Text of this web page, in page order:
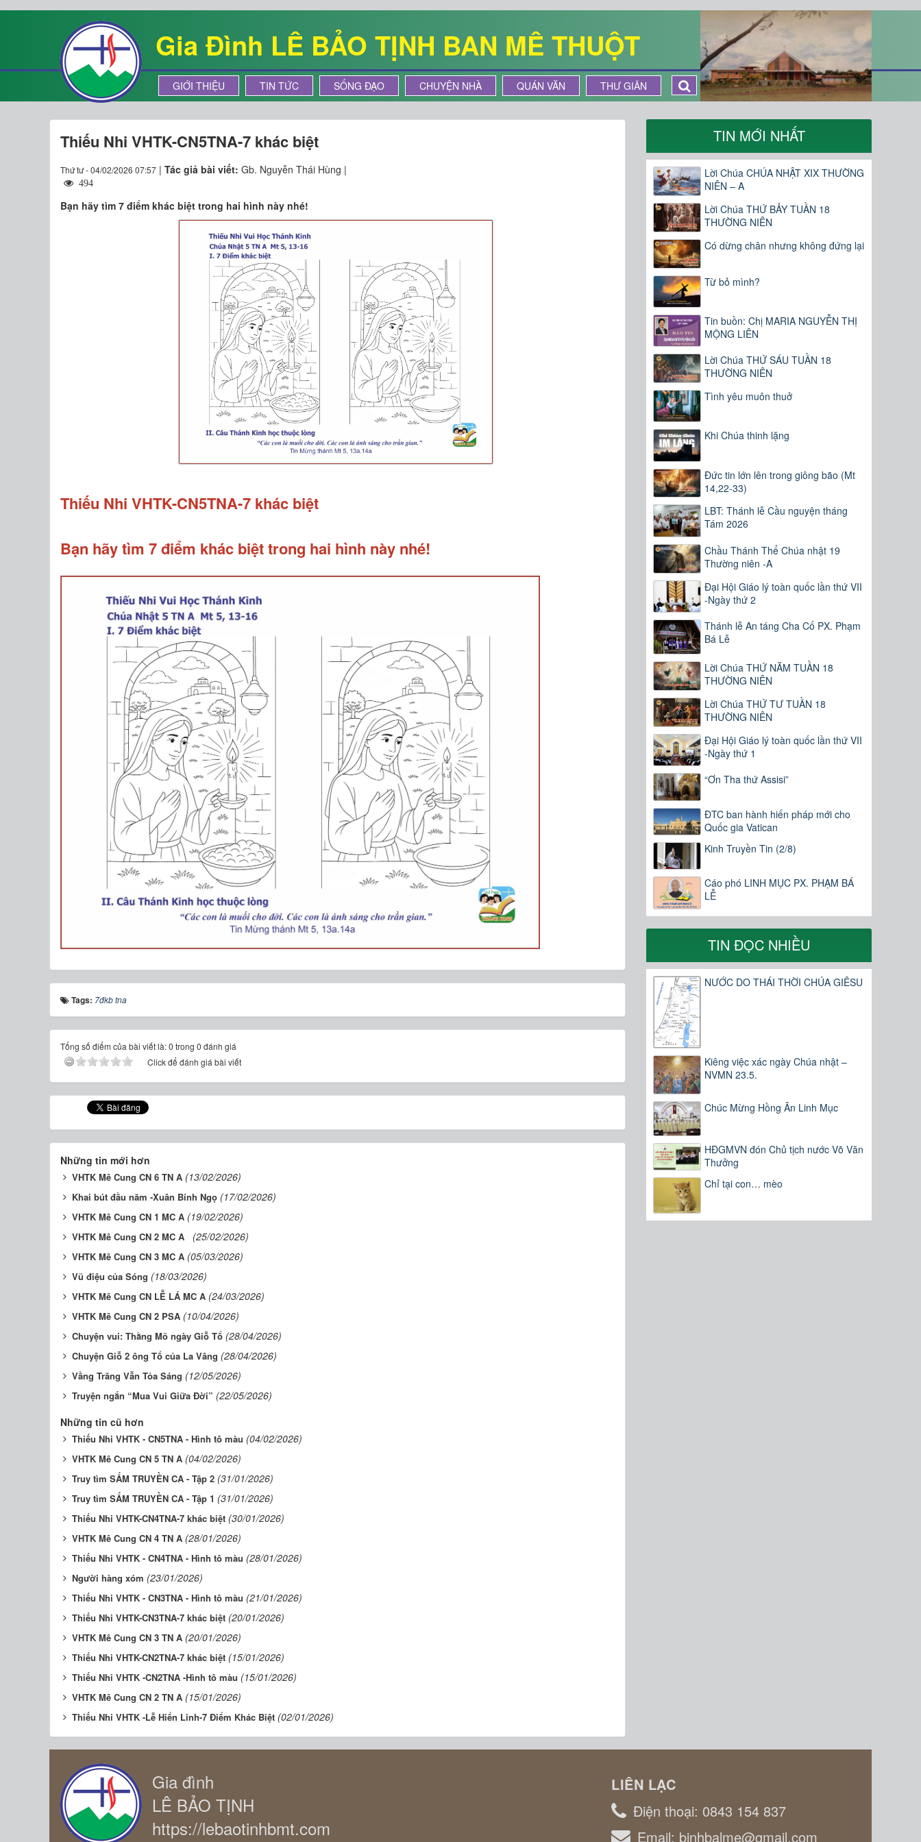
Gia Đình LÊ BẢO TỊNH BAN MÊ THUỘT
GIỚI THIỆU TIN TỨC SỐNG ĐẠO CHUYỆN NHÀ QUÁN VĂN THƯ GIÃN
Thiếu Nhi VHTK-CN5TNA-7 khác biệt
Thứ tư - 04/02/2026 07:57 | Tác giả bài viết: Gb. Nguyễn Thái Hùng |
494
Bạn hãy tìm 7 điểm khác biệt trong hai hình này nhé!
Thiếu Nhi VHTK-CN5TNA-7 khác biệt
Bạn hãy tìm 7 điểm khác biệt trong hai hình này nhé!
Tags: 7đkb tna
Tổng số điểm của bài viết là: 0 trong 0 đánh giá
Click để đánh giá bài viết
Những tin mới hơn
VHTK Mê Cung CN 6 TN A (13/02/2026)
Khai bút đầu năm -Xuân Bính Ngọ (17/02/2026)
VHTK Mê Cung CN 1 MC A (19/02/2026)
VHTK Mê Cung CN 2 MC A (25/02/2026)
VHTK Mê Cung CN 3 MC A (05/03/2026)
Vũ điệu của Sóng (18/03/2026)
VHTK Mê Cung CN LỄ LÁ MC A (24/03/2026)
VHTK Mê Cung CN 2 PSA (10/04/2026)
Chuyện vui: Thằng Mõ ngày Giỗ Tổ (28/04/2026)
Chuyện Giỗ 2 ông Tổ của La Vâng (28/04/2026)
Vầng Trăng Vẫn Tỏa Sáng (12/05/2026)
Truyện ngắn “Mua Vui Giữa Đời” (22/05/2026)
Những tin cũ hơn
Thiếu Nhi VHTK - CN5TNA - Hình tô màu (04/02/2026)
VHTK Mê Cung CN 5 TN A (04/02/2026)
Truy tìm SẤM TRUYỀN CA - Tập 2 (31/01/2026)
Truy tìm SẤM TRUYỀN CA - Tập 1 (31/01/2026)
Thiếu Nhi VHTK-CN4TNA-7 khác biệt (30/01/2026)
VHTK Mê Cung CN 4 TN A (28/01/2026)
Thiếu Nhi VHTK - CN4TNA - Hình tô màu (28/01/2026)
Người hàng xóm (23/01/2026)
Thiếu Nhi VHTK - CN3TNA - Hình tô màu (21/01/2026)
Thiếu Nhi VHTK-CN3TNA-7 khác biệt (20/01/2026)
VHTK Mê Cung CN 3 TN A (20/01/2026)
Thiếu Nhi VHTK-CN2TNA-7 khác biệt (15/01/2026)
Thiếu Nhi VHTK -CN2TNA -Hình tô màu (15/01/2026)
VHTK Mê Cung CN 2 TN A (15/01/2026)
Thiếu Nhi VHTK -Lễ Hiển Linh-7 Điểm Khác Biệt (02/01/2026)
TIN MỚI NHẤT
Lời Chúa CHÚA NHẬT XIX THƯỜNG
NIÊN – A
Lời Chúa THỨ BẢY TUẦN 18
THƯỜNG NIÊN
Có dừng chân nhưng không đứng lại
Từ bỏ mình?
Tin buồn: Chị MARIA NGUYỄN THỊ
MỘNG LIÊN
Lời Chúa THỨ SÁU TUẦN 18
THƯỜNG NIÊN
Tình yêu muôn thuở
Khi Chúa thinh lặng
Đức tin lớn lên trong giông bão (Mt
14,22-33)
LBT: Thánh lễ Cầu nguyện tháng
Tám 2026
Chầu Thánh Thể Chúa nhật 19
Thường niên -A
Đại Hội Giáo lý toàn quốc lần thứ VII
-Ngày thứ 2
Thánh lễ An táng Cha Cố PX. Phạm
Bá Lễ
Lời Chúa THỨ NĂM TUẦN 18
THƯỜNG NIÊN
Lời Chúa THỨ TƯ TUẦN 18
THƯỜNG NIÊN
Đại Hội Giáo lý toàn quốc lần thứ VII
-Ngày thứ 1
“Ơn Tha thứ Assisi”
ĐTC ban hành hiến pháp mới cho
Quốc gia Vatican
Kinh Truyền Tin (2/8)
Cáo phó LINH MỤC PX. PHẠM BÁ
LỄ
TIN ĐỌC NHIỀU
NƯỚC DO THÁI THỜI CHÚA GIÊSU
Kiêng việc xác ngày Chúa nhật –
NVMN 23.5.
Chúc Mừng Hồng Ân Linh Mục
HĐGMVN đón Chủ tịch nước Võ Văn
Thưởng
Chỉ tại con… mèo
Gia đình
LÊ BẢO TỊNH
https://lebaotinhbmt.com
LIÊN LẠC
Điện thoại: 0843 154 837
Email: binhbalme@gmail.com